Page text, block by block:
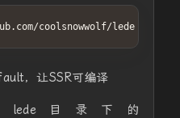
coolsnowwolf/lede
，让SSR可编译
lede目录下的